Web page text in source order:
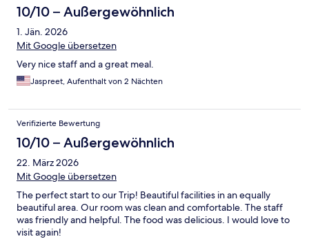
10/10 – Außergewöhnlich
1. Jän. 2026
Mit Google übersetzen
Very nice staff and a great meal.
Jaspreet, Aufenthalt von 2 Nächten
Verifizierte Bewertung
10/10 – Außergewöhnlich
22. März 2026
Mit Google übersetzen
The perfect start to our Trip! Beautiful facilities in an equally
beautiful area. Our room was clean and comfortable. The staff
was friendly and helpful. The food was delicious. I would love to
visit again!